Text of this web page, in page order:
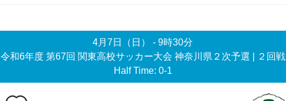
4月7日（日） - 9時30分
令和6年度 第67回 関東高校サッカー大会 神奈川県２次予選
| ２回戦
Half Time: 0-1